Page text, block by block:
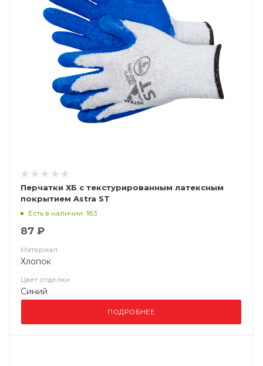
Перчатки ХБ с текстурированным латексным
покрытием Astra ST
Есть в наличии: 183
87 ₽
Материал
Хлопок
Цвет отделки
Синий
ПОДРОБНЕЕ